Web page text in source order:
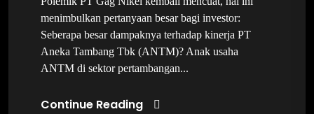
menimbulkan pertanyaan besar bagi investor:
Seberapa besar dampaknya terhadap kinerja PT
Aneka Tambang Tbk (ANTM)? Anak usaha
ANTM di sektor pertambangan...
Continue Reading